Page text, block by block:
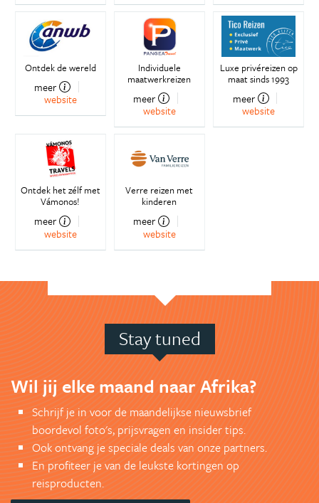
Ontdek de wereld
meer
website
Individuele
maatwerkreizen
meer
website
Luxe privéreizen op
maat sinds 1993
meer
website
Ontdek het zélf met
Vámonos!
meer
website
Verre reizen met
kinderen
meer
website
Stay tuned
Wil jij elke maand naar Afrika?
Schrijf je in voor de maandelijkse nieuwsbrief
boordevol foto's, prijsvragen en insider tips.
Ook ontvang je speciale deals van onze partners.
En profiteer je van de leukste kortingen op
reisproducten.